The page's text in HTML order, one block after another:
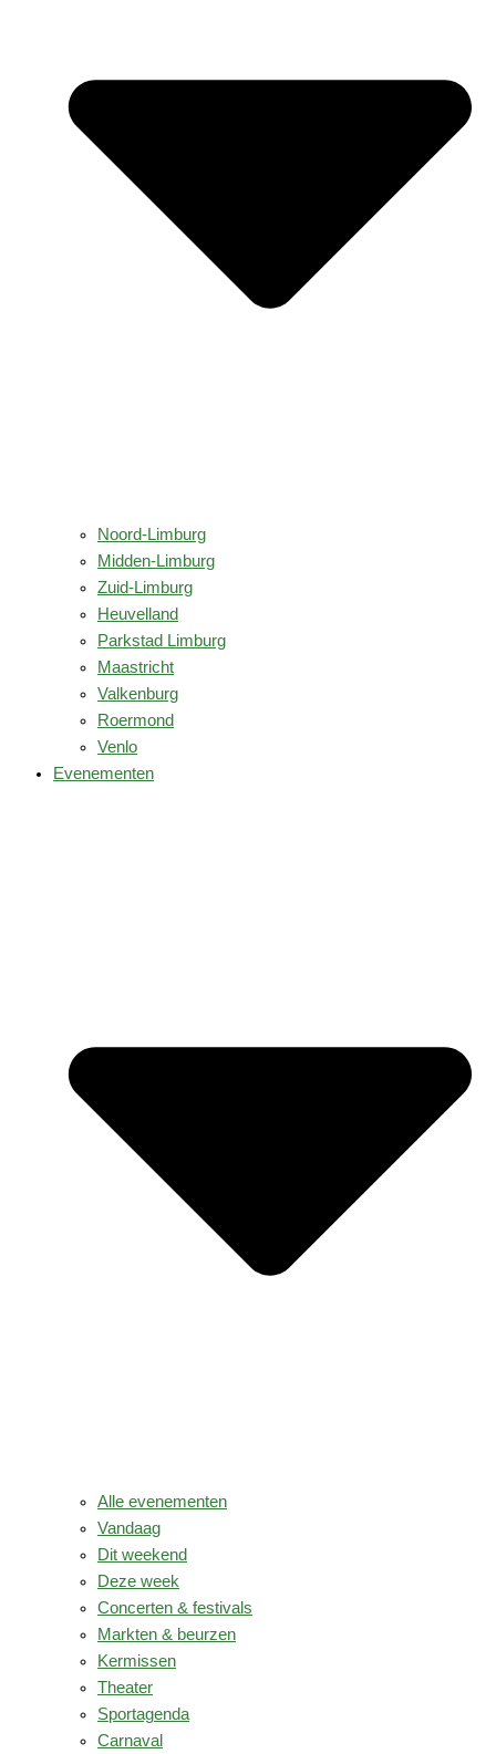
Noord-Limburg
Midden-Limburg
Zuid-Limburg
Heuvelland
Parkstad Limburg
Maastricht
Valkenburg
Roermond
Venlo
Evenementen
Alle evenementen
Vandaag
Dit weekend
Deze week
Concerten & festivals
Markten & beurzen
Kermissen
Theater
Sportagenda
Carnaval